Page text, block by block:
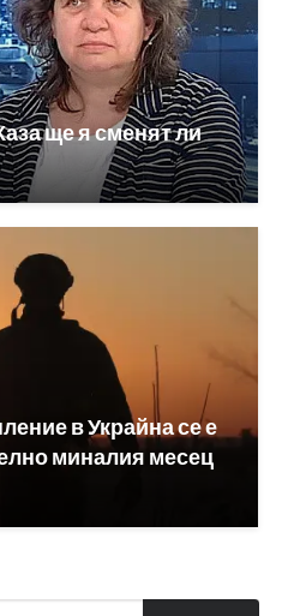
ще я сменят ли
в Украйна се е
миналия месец